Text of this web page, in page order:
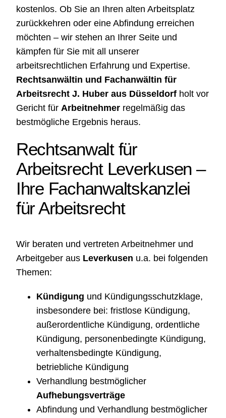
kostenlos. Ob Sie an Ihren alten Arbeitsplatz
zurückkehren oder eine Abfindung erreichen
möchten – wir stehen an Ihrer Seite und
kämpfen für Sie mit all unserer
arbeitsrechtlichen Erfahrung und Expertise.
Rechtsanwältin und Fachanwältin für
Arbeitsrecht J. Huber aus Düsseldorfholt vor
Gericht für Arbeitnehmerregelmäßig das
bestmögliche Ergebnis heraus.
Rechtsanwalt für
Arbeitsrecht Leverkusen –
Ihre Fachanwaltskanzlei
für Arbeitsrecht
Wir beraten und vertreten Arbeitnehmer und
Arbeitgeber aus Leverkusen u.a. bei folgenden
Themen:
Kündigung und Kündigungsschutzklage,
insbesondere bei: fristlose Kündigung,
außerordentliche Kündigung, ordentliche
Kündigung, personenbedingte Kündigung,
verhaltensbedingte Kündigung,
betriebliche Kündigung
Verhandlung bestmöglicher
Aufhebungsverträge
Abfindung und Verhandlung bestmöglicher